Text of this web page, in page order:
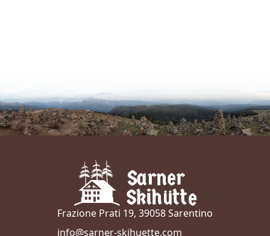
Frazione Prati 19, 39058 Sarentino
info@sarner-skihuette.com